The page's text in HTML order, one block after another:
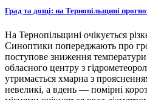
Град та дощі: на Тернопільщині
На Тернопільщині очікується
Синоптики попереджають про
поступове зниження
обласного центру з
утримається хмарна з
невеликі, а вдень — помірні